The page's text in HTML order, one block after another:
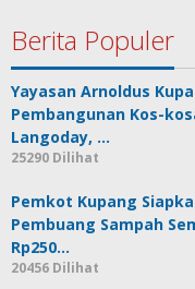
Berita Populer
Yayasan Arnoldus
Pembangunan Kos-
Langoday, …
25290 Dilihat
Pemkot Kupang
Pembuang Sampah
Rp250…
20456 Dilihat